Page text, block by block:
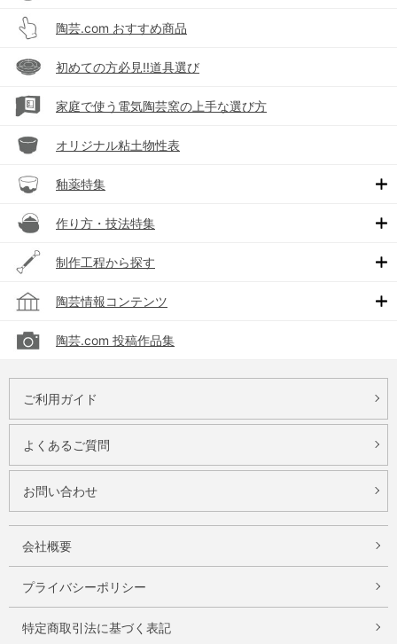
陶芸.com おすすめ商品
初めての方必見!!道具選び
家庭で使う電気陶芸窯の上手な選び方
オリジナル粘土物性表
釉薬特集
作り方・技法特集
制作工程から探す
陶芸情報コンテンツ
陶芸.com 投稿作品集
ご利用ガイド
よくあるご質問
お問い合わせ
会社概要
プライバシーポリシー
特定商取引法に基づく表記